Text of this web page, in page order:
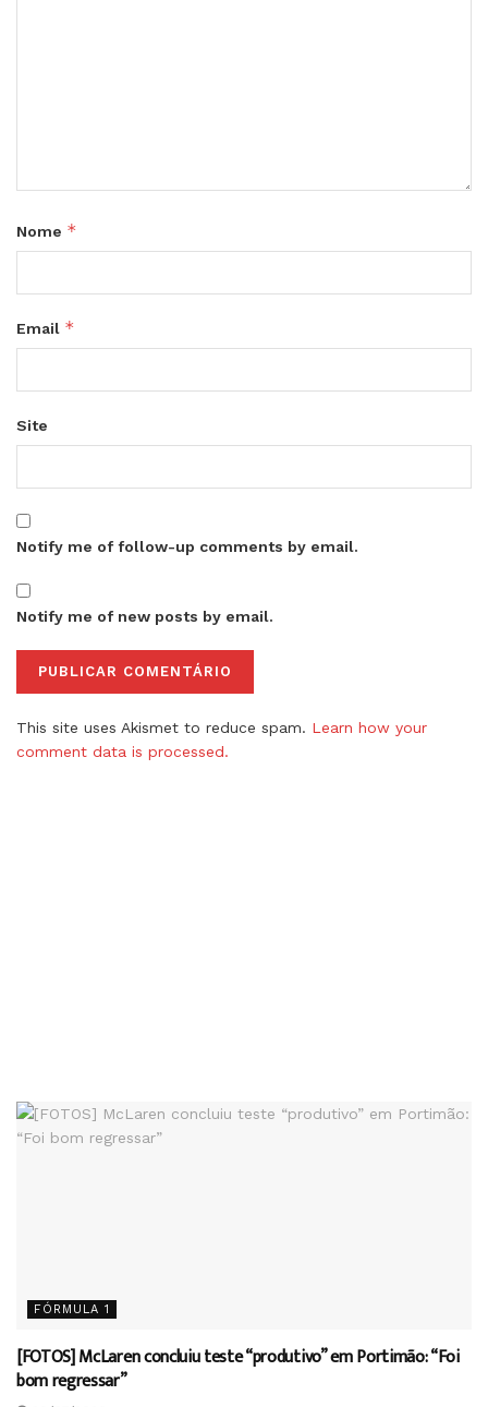
Nome *
Email *
Site
Notify me of follow-up comments by email.
Notify me of new posts by email.
This site uses Akismet to reduce spam. Learn how your
comment data is processed.
FÓRMULA 1
[FOTOS] McLaren concluiu teste “produtivo” em Portimão: “Foi
bom regressar”